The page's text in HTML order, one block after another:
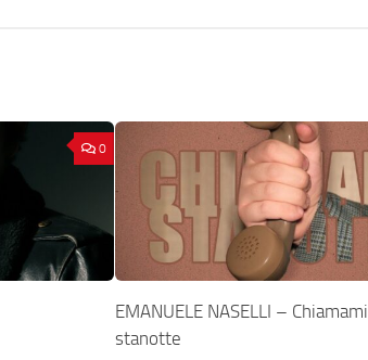
0
EMANUELE NASELLI – Chiamami
stanotte